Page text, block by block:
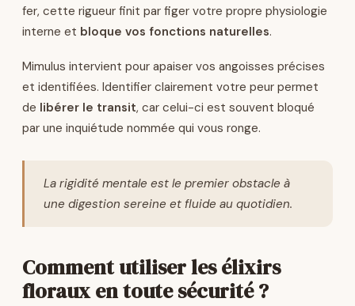
fer, cette rigueur finit par figer votre propre physiologie
interne et bloque vos fonctions naturelles.
Mimulus intervient pour apaiser vos angoisses précises
et identifiées. Identifier clairement votre peur permet
de libérer le transit, car celui-ci est souvent bloqué
par une inquiétude nommée qui vous ronge.
La rigidité mentale est le premier obstacle à
une digestion sereine et fluide au quotidien.
Comment utiliser les élixirs
floraux en toute sécurité ?